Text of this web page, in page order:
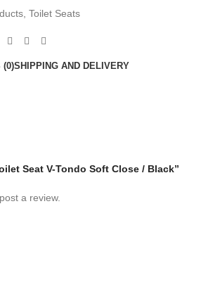
, Toilet Seats
(0)SHIPPING AND DELIVERY
Seat V-Tondo Soft Close / Black”
a review.